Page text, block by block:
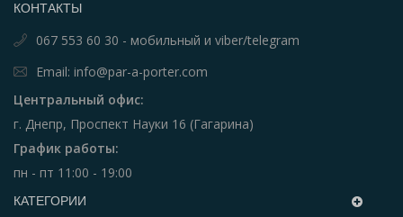
КОНТАКТЫ
067 553 60 30 - мобильный и viber/telegram
Email: info@par-a-porter.com
Центральный офис:
г. Днепр, Проспект Науки 16 (Гагарина)
График работы:
пн - пт 11:00 - 19:00
КАТЕГОРИИ